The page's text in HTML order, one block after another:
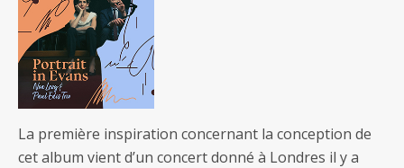
La première inspiration concernant la conception de
cet album vient d’un concert donné à Londres il y a